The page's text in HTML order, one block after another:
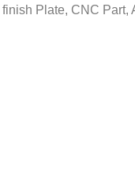
Plate, CNC Part,